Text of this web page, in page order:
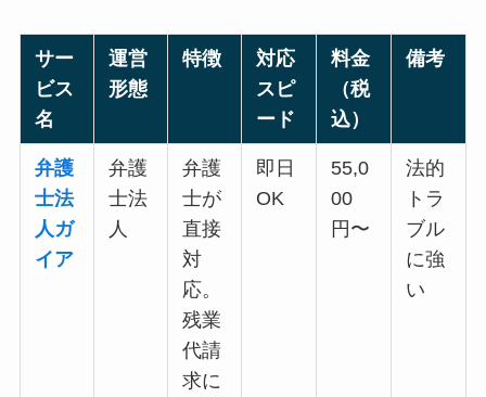
サー
ビス
名
運営
形態
特徴
対応
スピ
ード
料金
（税
込）
備考
弁護
士法
人ガ
イア
弁護
士法
人
弁護
士が
直接
対
応。
残業
代請
求に
即日
OK
55,0
00
円〜
法的
トラ
ブル
に強
い